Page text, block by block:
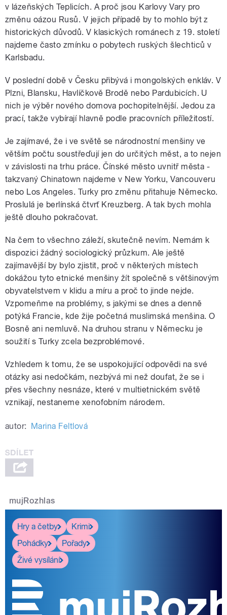
v lázeňských Teplicích. A proč jsou Karlovy Vary pro
změnu oázou Rusů. V jejich případě by to mohlo být z
historických důvodů. V klasických románech z 19. století
najdeme často zmínku o pobytech ruských šlechticů v
Karlsbadu.
V poslední době v Česku přibývá i mongolských enkláv. V
Plzni, Blansku, Havlíčkově Brodě nebo Pardubicích. U
nich je výběr nového domova pochopitelnější. Jedou za
prací, takže vybírají hlavně podle pracovních příležitostí.
Je zajímavé, že i ve světě se národnostní menšiny ve
větším počtu soustřeďují jen do určitých měst, a to nejen
v závislosti na trhu práce. Čínské město uvnitř města -
takzvaný Chinatown najdeme v New Yorku, Vancouveru
nebo Los Angeles. Turky pro změnu přitahuje Německo.
Proslulá je berlínská čtvrť Kreuzberg. A tak bych mohla
ještě dlouho pokračovat.
Na čem to všechno záleží, skutečně nevím. Nemám k
dispozici žádný sociologický průzkum. Ale ještě
zajímavější by bylo zjistit, proč v některých místech
dokážou tyto etnické menšiny žít společně s většinovým
obyvatelstvem v klidu a míru a proč to jinde nejde.
Vzpomeňme na problémy, s jakými se dnes a denně
potýká Francie, kde žije početná muslimská menšina. O
Bosně ani nemluvě. Na druhou stranu v Německu je
soužití s Turky zcela bezproblémové.
Vzhledem k tomu, že se uspokojující odpovědi na své
otázky asi nedočkám, nezbývá mi než doufat, že se i
přes všechny nesnáze, které v multietnickém světě
vznikají, nestaneme xenofobním národem.
autor: Marina Feltlová
mujRozhlas
Hry a četby
Krimi
Pohádky
Pořady
Živé vysílání